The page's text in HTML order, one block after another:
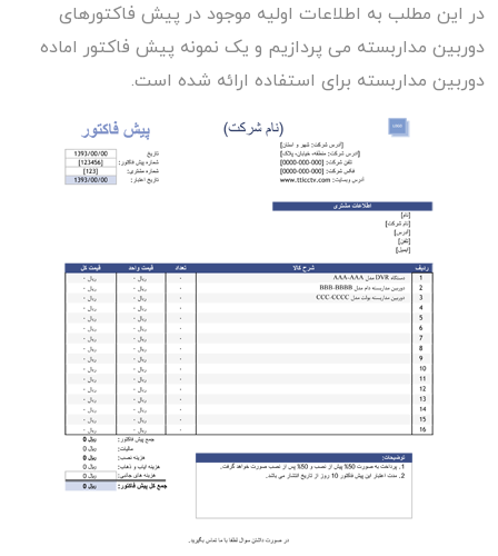
در این مطلب به اطلاعات اولیه موجود در پیش فاکتورهای
دوربین مداربسته می پردازیم و یک نمونه پیش فاکتور اماده
دوربین مداربسته برای استفاده ارائه شده است.